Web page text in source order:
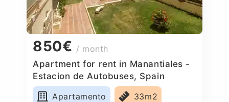
850€ / month
Apartment for rent in Manantiales -
Estacion de Autobuses, Spain
Apartamento
33m2